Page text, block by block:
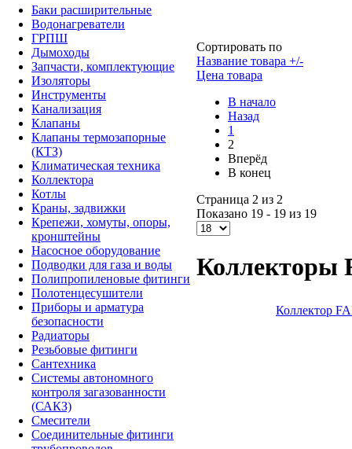
Баки расширительные
Водонагреватели
ГРПШ
Дымоходы
Запчасти, комплектующие
Изоляторы
Инструменты
Канализация
Клапаны
Клапаны термозапорные
(КТЗ)
Климатическая техника
Коллектора
Котлы
Краны, задвижки
Крепежи, хомуты, опоры,
кронштейны
Насосное оборудование
Подводки для газа и воды
Полипропиленовые фитинги
Полотенцесушители
Приборы и арматура
безопасности
Радиаторы
Резьбовые фитинги
Сантехника
Системы автономного
контроля загазованности
(САКЗ)
Смесители
Соединительные фитинги
Сортировать по
Название товара +/-
Цена товара
В начало
Назад
1
2
Вперёд
В конец
Страница 2 из 2
Показано 19 - 19 из 19
Коллекторы
Коллектор